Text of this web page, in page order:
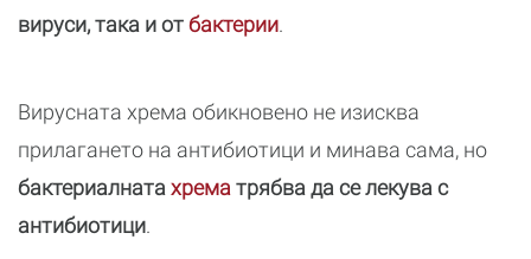
вируси, така и отбактерии.
Вирусната хрема обикновено не изисква
прилагането на антибиотици и минава сама, но
бактериалната хрема трябва да се лекува с
антибиотици.